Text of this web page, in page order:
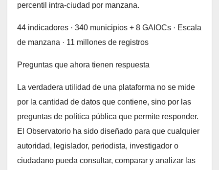
percentil intra-ciudad por manzana.
44 indicadores · 340 municipios + 8 GAIOCs · Escala
de manzana · 11 millones de registros
Preguntas que ahora tienen respuesta
La verdadera utilidad de una plataforma no se mide
por la cantidad de datos que contiene, sino por las
preguntas de política pública que permite responder.
El Observatorio ha sido diseñado para que cualquier
autoridad, legislador, periodista, investigador o
ciudadano pueda consultar, comparar y analizar las